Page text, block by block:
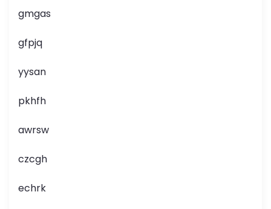
gmgas
gfpjq
yysan
pkhfh
awrsw
czcgh
echrk